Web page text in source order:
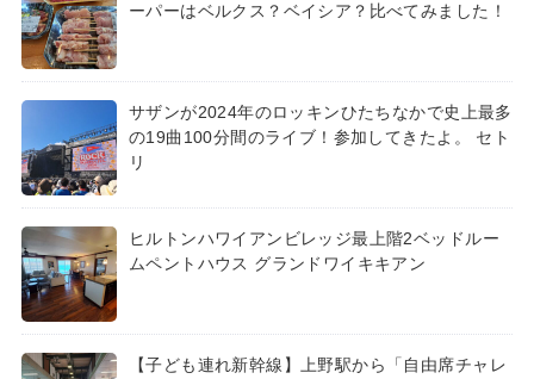
ーパーはベルクス？ベイシア？比べてみました！
サザンが2024年のロッキンひたちなかで史上最多
の19曲100分間のライブ！参加してきたよ。 セト
リ
ヒルトンハワイアンビレッジ最上階2ベッドルー
ムペントハウス グランドワイキキアン
【子ども連れ新幹線】上野駅から「自由席チャレ